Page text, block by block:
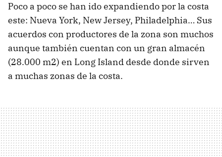
Poco a poco se han ido expandiendo por la costa
este: Nueva York, New Jersey, Philadelphia… Sus
acuerdos con productores de la zona son muchos
aunque también cuentan con un gran almacén
(28.000 m2) en Long Island desde donde sirven
a muchas zonas de la costa.